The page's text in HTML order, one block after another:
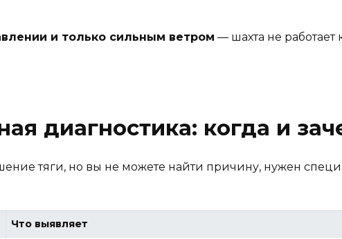
и только сильным ветром — шахта не
диагностика: когда и
тяги, но вы не можете найти причину, нужен
Что выявляет